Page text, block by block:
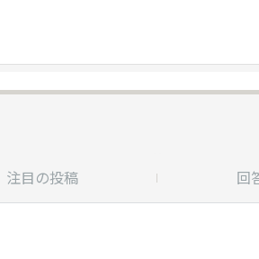
注目の投稿 回